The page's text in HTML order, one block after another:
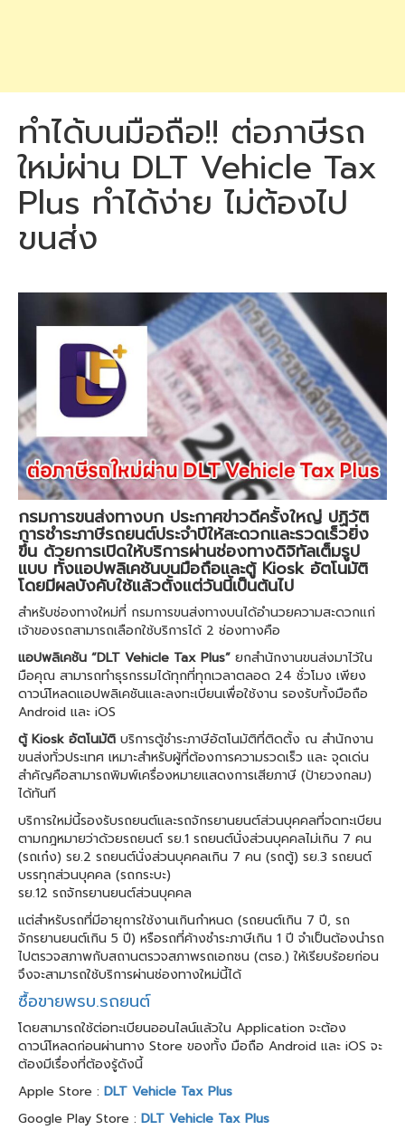
ทำได้บนมือถือ!! ต่อภาษีรถ
ใหม่ผ่าน DLT Vehicle Tax
Plus ทำได้ง่าย ไม่ต้องไป
ขนส่ง
กรมการขนส่งทางบก ประกาศข่าวดีครั้งใหญ่ ปฏิวัติ
การชำระภาษีรถยนต์ประจำปีให้สะดวกและรวดเร็วยิ่ง
ขึ้น ด้วยการเปิดให้บริการผ่านช่องทางดิจิทัลเต็มรูป
แบบ ทั้งแอปพลิเคชันบนมือถือและตู้ Kiosk อัตโนมัติ
โดยมีผลบังคับใช้แล้วตั้งแต่วันนี้เป็นต้นไป
สำหรับช่องทางใหม่ที่ กรมการขนส่งทางบนได้อำนวยความสะดวกแก่
เจ้าของรถสามารถเลือกใช้บริการได้ 2 ช่องทางคือ
แอปพลิเคชัน “DLT Vehicle Tax Plus” ยกสำนักงานขนส่งมาไว้ใน
มือคุณ สามารถทำธุรกรรมได้ทุกที่ทุกเวลาตลอด 24 ชั่วโมง เพียง
ดาวน์โหลดแอปพลิเคชันและลงทะเบียนเพื่อใช้งาน รองรับทั้งมือถือ
Android และ iOS
ตู้ Kiosk อัตโนมัติ บริการตู้ชำระภาษีอัตโนมัติที่ติดตั้ง ณ สำนักงาน
ขนส่งทั่วประเทศ เหมาะสำหรับผู้ที่ต้องการความรวดเร็ว และ จุดเด่น
สำคัญคือสามารถพิมพ์เครื่องหมายแสดงการเสียภาษี (ป้ายวงกลม)
ได้ทันที
บริการใหม่นี้รองรับรถยนต์และรถจักรยานยนต์ส่วนบุคคลที่จดทะเบียน
ตามกฎหมายว่าด้วยรถยนต์ รย.1 รถยนต์นั่งส่วนบุคคลไม่เกิน 7 คน
(รถเก๋ง) รย.2 รถยนต์นั่งส่วนบุคคลเกิน 7 คน (รถตู้) รย.3 รถยนต์
บรรทุกส่วนบุคคล (รถกระบะ)
รย.12 รถจักรยานยนต์ส่วนบุคคล
แต่สำหรับรถที่มีอายุการใช้งานเกินกำหนด (รถยนต์เกิน 7 ปี, รถ
จักรยานยนต์เกิน 5 ปี) หรือรถที่ค้างชำระภาษีเกิน 1 ปี จำเป็นต้องนำรถ
ไปตรวจสภาพกับสถานตรวจสภาพรถเอกชน (ตรอ.) ให้เรียบร้อยก่อน
จึงจะสามารถใช้บริการผ่านช่องทางใหม่นี้ได้
ซื้อขายพรบ.รถยนต์
โดยสามารถใช้ต่อทะเบียนออนไลน์แล้วใน Application จะต้อง
ดาวน์โหลดก่อนผ่านทาง Store ของทั้ง มือถือ Android และ iOS จะ
ต้องมีเรื่องที่ต้องรู้ดังนี้
Apple Store : DLT Vehicle Tax Plus
Google Play Store : DLT Vehicle Tax Plus